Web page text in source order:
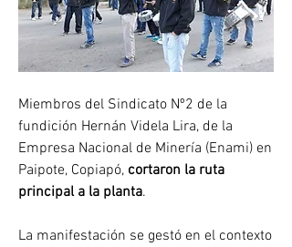
Miembros del Sindicato Nº2 de la
fundición Hernán Videla Lira, de la
Empresa Nacional de Minería (Enami) en
Paipote, Copiapó, cortaron la ruta
principal a la planta.
La manifestación se gestó en el contexto